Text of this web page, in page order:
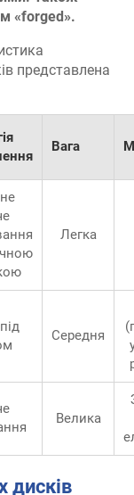
«forged».
представлена
Вага
Легка
Середня
Велика
дисків